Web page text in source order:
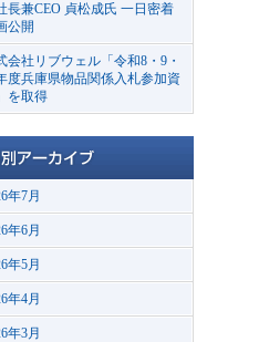
長兼CEO 貞松成氏 一日密着
公開
会社リブウェル「令和8・9・
度兵庫県物品関係入札参加資
を取得
年7月
年6月
年5月
年4月
年3月